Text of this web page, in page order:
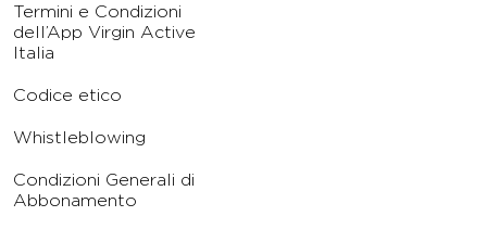
Termini e Condizioni
dell’App Virgin Active
Italia
Codice etico
Whistleblowing
Condizioni Generali di
Abbonamento